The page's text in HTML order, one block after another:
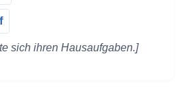
sich ihren Hausaufgaben.]